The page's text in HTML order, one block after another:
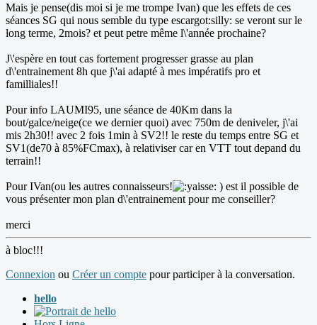
Mais je pense(dis moi si je me trompe Ivan) que les effets de ces
séances SG qui nous semble du type escargot:silly: se veront sur le
long terme, 2mois? et peut petre même l\'année prochaine?
J\'espère en tout cas fortement progresser grasse au plan
d\'entrainement 8h que j\'ai adapté à mes impératifs pro et
familliales!!
Pour info LAUMI95, une séance de 40Km dans la
bout/galce/neige(ce we dernier quoi) avec 750m de deniveler, j\'ai
mis 2h30!! avec 2 fois 1min à SV2!! le reste du temps entre SG et
SV1(de70 à 85%FCmax), à relativiser car en VTT tout depand du
terrain!!
Pour IVan(ou les autres connaisseurs!
) est il possible de
vous présenter mon plan d\'entrainement pour me conseiller?
merci
à bloc!!!
Connexion ou Créer un compte pour participer à la conversation.
hello